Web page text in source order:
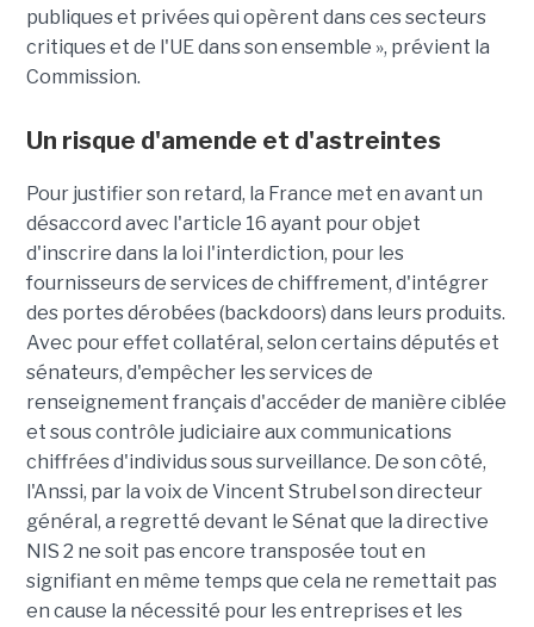
publiques et privées qui opèrent dans ces secteurs
critiques et de l'UE dans son ensemble », prévient la
Commission.
Un risque d'amende et d'astreintes
Pour justifier son retard, la France met en avant un
désaccord avec l'article 16 ayant pour objet
d'inscrire dans la loi l'interdiction, pour les
fournisseurs de services de chiffrement, d'intégrer
des portes dérobées (backdoors) dans leurs produits.
Avec pour effet collatéral, selon certains députés et
sénateurs, d'empêcher les services de
renseignement français d'accéder de manière ciblée
et sous contrôle judiciaire aux communications
chiffrées d'individus sous surveillance. De son côté,
l'Anssi, par la voix de Vincent Strubel son directeur
général, a regretté devant le Sénat que la directive
NIS 2 ne soit pas encore transposée tout en
signifiant en même temps que cela ne remettait pas
en cause la nécessité pour les entreprises et les